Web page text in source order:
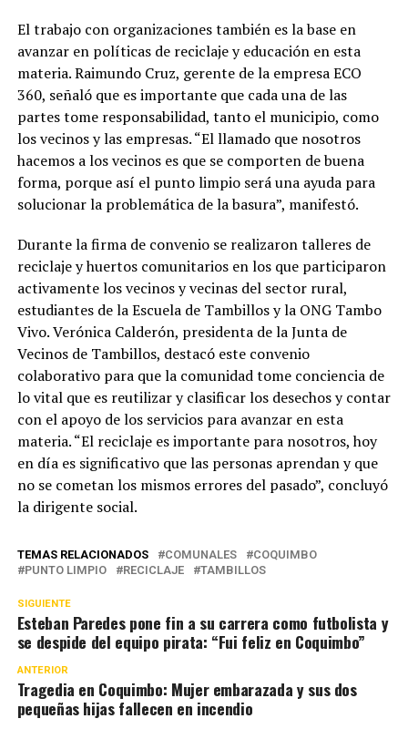
El trabajo con organizaciones también es la base en
avanzar en políticas de reciclaje y educación en esta
materia. Raimundo Cruz, gerente de la empresa ECO
360, señaló que es importante que cada una de las
partes tome responsabilidad, tanto el municipio, como
los vecinos y las empresas. “El llamado que nosotros
hacemos a los vecinos es que se comporten de buena
forma, porque así el punto limpio será una ayuda para
solucionar la problemática de la basura”, manifestó.
Durante la firma de convenio se realizaron talleres de
reciclaje y huertos comunitarios en los que participaron
activamente los vecinos y vecinas del sector rural,
estudiantes de la Escuela de Tambillos y la ONG Tambo
Vivo. Verónica Calderón, presidenta de la Junta de
Vecinos de Tambillos, destacó este convenio
colaborativo para que la comunidad tome conciencia de
lo vital que es reutilizar y clasificar los desechos y contar
con el apoyo de los servicios para avanzar en esta
materia. “El reciclaje es importante para nosotros, hoy
en día es significativo que las personas aprendan y que
no se cometan los mismos errores del pasado”, concluyó
la dirigente social.
TEMAS RELACIONADOS COMUNALES
COQUIMBO
PUNTO LIMPIO
RECICLAJE TAMBILLOS
SIGUIENTE
Esteban Paredes pone fin a su carrera como futbolista y
se despide del equipo pirata: “Fui feliz en Coquimbo”
ANTERIOR
Tragedia en Coquimbo: Mujer embarazada y sus dos
pequeñas hijas fallecen en incendio